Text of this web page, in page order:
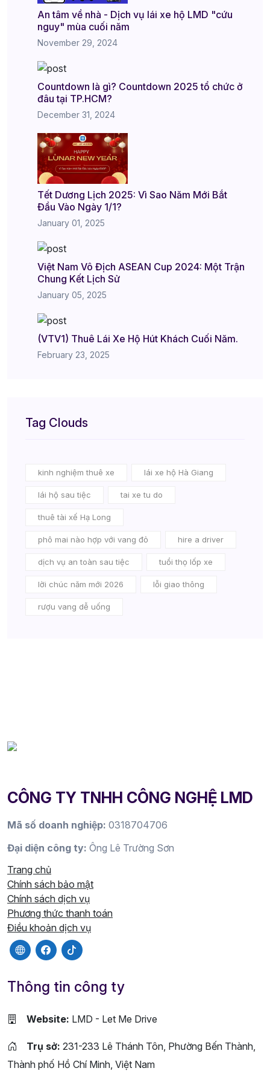
An tâm về nhà - Dịch vụ lái xe hộ LMD "cứu
nguy" mùa cuối năm
November 29, 2024
Countdown là gì? Countdown 2025 tổ chức ở
đâu tại TP.HCM?
December 31, 2024
Tết Dương Lịch 2025: Vì Sao Năm Mới Bắt
Đầu Vào Ngày 1/1?
January 01, 2025
Việt Nam Vô Địch ASEAN Cup 2024: Một Trận
Chung Kết Lịch Sử
January 05, 2025
(VTV1) Thuê Lái Xe Hộ Hút Khách Cuối Năm.
February 23, 2025
Tag Clouds
kinh nghiệm thuê xe lái xe hộ Hà Giang
lái hộ sau tiệc tai xe tu do
thuê tài xế Hạ Long
phô mai nào hợp với vang đỏ hire a driver
dịch vụ an toàn sau tiệc tuổi thọ lốp xe
lời chúc năm mới 2026 lỗi giao thông
rượu vang dễ uống
CÔNG TY TNHH CÔNG NGHỆ LMD
Mã số doanh nghiệp: 0318704706
Đại diện công ty: Ông Lê Trường Sơn
Trang chủ
Chính sách bảo mật
Chính sách dịch vụ
Phương thức thanh toán
Điều khoản dịch vụ
Thông tin công ty
Website: LMD - Let Me Drive
Trụ sở: 231-233 Lê Thánh Tôn, Phường Bến Thành,
Thành phố Hồ Chí Minh, Việt Nam